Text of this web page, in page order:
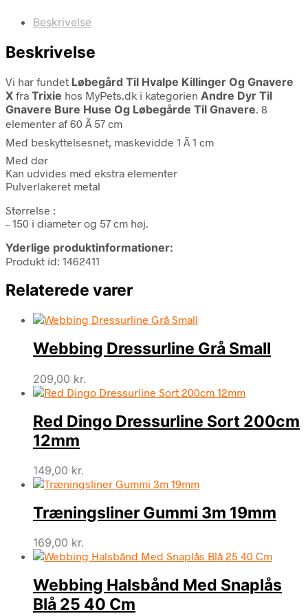
Beskrivelse
Beskrivelse
Vi har fundet Løbegård Til Hvalpe Killinger Og Gnavere
X fra Trixie hos MyPets.dk i kategorien Andre Dyr Til
Gnavere Bure Huse Og Løbegårde Til Gnavere. 8
elementer af 60 Ã 57 cm
Med beskyttelsesnet, maskevidde 1 Ã 1 cm
Med dør
Kan udvides med ekstra elementer
Pulverlakeret metal
Størrelse :
– 150 i diameter og 57 cm høj.
Yderlige produktinformationer:
Produkt id: 1462411
Relaterede varer
Webbing Dressurline Grå Small
209,00 kr.
Red Dingo Dressurline Sort 200cm
12mm
149,00 kr.
Træningsliner Gummi 3m 19mm
169,00 kr.
Webbing Halsbånd Med Snaplås
Blå 25 40 Cm